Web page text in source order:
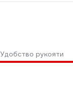
Удобство рукояти